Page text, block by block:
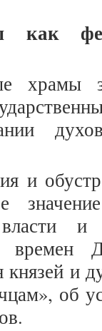
как
храмы
и
князей и
об